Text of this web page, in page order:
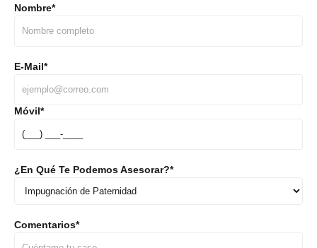
Nombre*
E-Mail*
Móvil*
¿En Qué Te Podemos Asesorar?*
Comentarios*